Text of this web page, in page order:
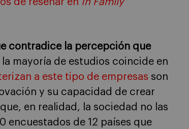
de reseñar en In Family
contradice la percepción que
la mayoría de estudios coincide en
a este tipo de empresas son
y su capacidad de crear
en realidad, la sociedad no las
encuestados de 12 países que